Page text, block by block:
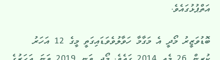
އަތްޕުޅުގައެވެ.
ބޮޑުވަޒީރު މޯދީ އެ މަގާމާ ހަވާލުވެވަޑައިގަތީ މީގެ 12 އަހަރު